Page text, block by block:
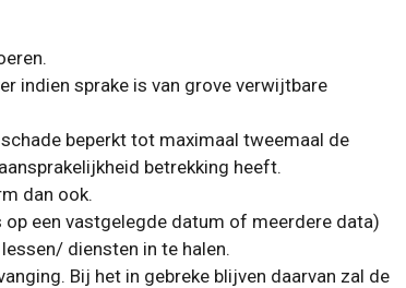
indien sprake is van grove verwijtbare
beperkt tot maximaal tweemaal de
betrekking heeft.
dan ook.
een vastgelegde datum of meerdere data)
diensten in te halen.
Bij het in gebreke blijven daarvan zal de